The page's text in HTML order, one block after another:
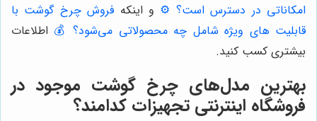
امکاناتی در دسترس است؟ ⚙️ و اینکه فروش چرخ گوشت با
قابلیت های ویژه شامل چه محصولاتی می‌شود؟ 💰 اطلاعات
بیشتری کسب کنید.
بهترین مدل‌های چرخ گوشت موجود در
فروشگاه اینترنتی تجهیزات کدامند؟